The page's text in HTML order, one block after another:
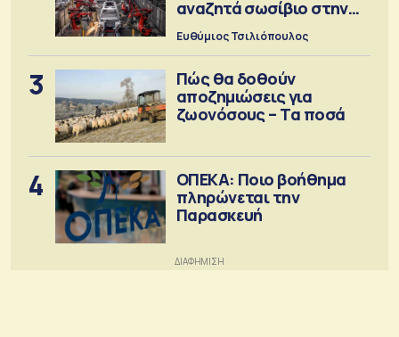
αναζητά σωσίβιο στην
Κίνα
Ευθύμιος Τσιλιόπουλος
3
Πώς θα δοθούν
αποζημιώσεις για
ζωονόσους – Τα ποσά
4
ΟΠΕΚΑ: Ποιο βοήθημα
πληρώνεται την
Παρασκευή